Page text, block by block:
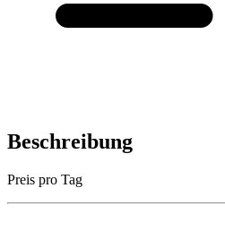
Beschreibung
Preis pro Tag